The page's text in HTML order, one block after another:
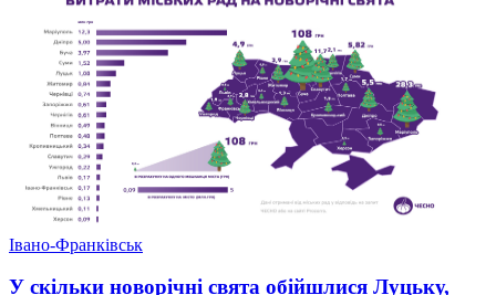
Івано-Франківськ
У скільки новорічні свята обійшлися Луцьку,